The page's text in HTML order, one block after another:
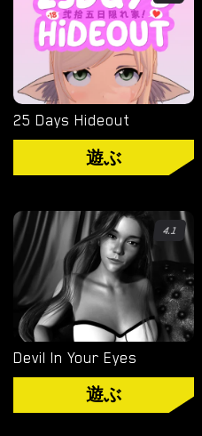
BDSM
ヘンタイ
熟女
オーバーウォッチ
ディミトレスク夫人
バイオハザード
ビジュアルノベル
25 Days Hideout
遊ぶ
4.1
Devil In Your Eyes
遊ぶ